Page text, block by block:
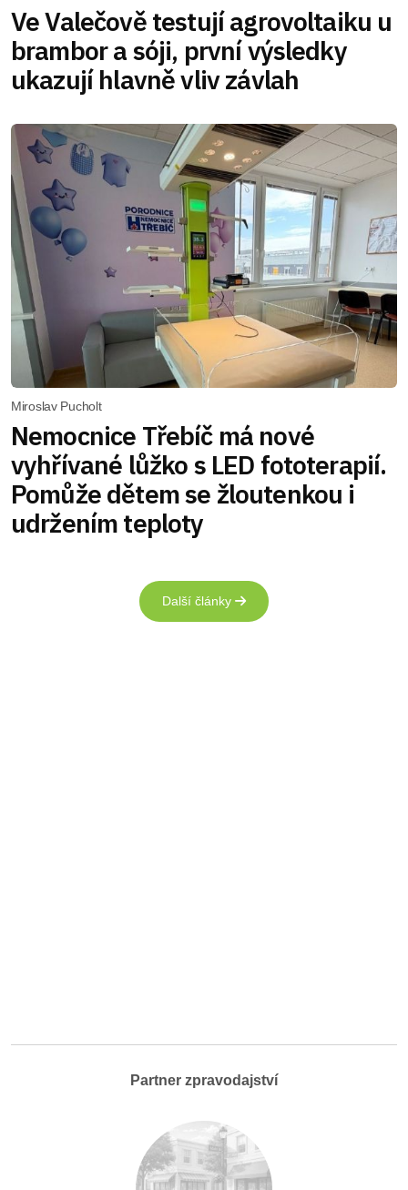
Ve Valečově testují agrovoltaiku u
brambor a sóji, první výsledky
ukazují hlavně vliv závlah
Miroslav Pucholt
Nemocnice Třebíč má nové
vyhřívané lůžko s LED fototerapií.
Pomůže dětem se žloutenkou i
udržením teploty
Další články
Partner zpravodajství